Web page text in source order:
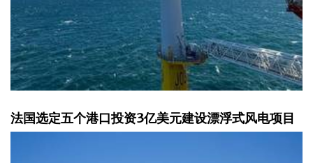
法国选定五个港口投资3亿美元建设漂浮式风电项目